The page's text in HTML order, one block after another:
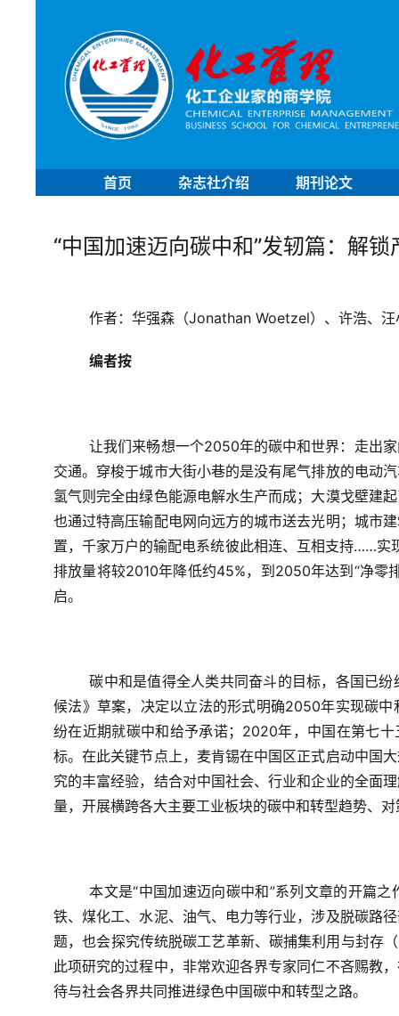
首页 杂志社介绍 期刊论文
“中国加速迈向碳中和”发轫篇：解
作者： 华强森（Jonathan Woetzel）、许浩、
编者按
让我们来畅想一个2050年的碳中和世界：走出
交通。穿梭于城市大街小巷的是没有尾气排放的电动
氢气则完全由绿色能源电解水生产而成；大漠戈壁建
也通过特高压输配电网向远方的城市送去光明；城市
置，千家万户的输配电系统彼此相连、互相支持……
排放量将较2010年降低约45%，到2050年达到“净零
启。
碳中和是值得全人类共同奋斗的目标，各国已
候法》草案，决定以立法的形式明确2050年实现碳
纷在近期就碳中和给予承诺；2020年，中国在第七
标。在此关键节点上，麦肯锡在中国区正式启动中国
究的丰富经验，结合对中国社会、行业和企业的全面
量，开展横跨各大主要工业板块的碳中和转型趋势、
本文是“中国加速迈向碳中和”系列文章的开篇
铁、煤化工、水泥、油气、电力等行业，涉及脱碳路
题，也会探究传统脱碳工艺革新、碳捕集利用与封存
此项研究的过程中，非常欢迎各界专家同仁不吝赐教
待与社会各界共同推进绿色中国碳中和转型之路。